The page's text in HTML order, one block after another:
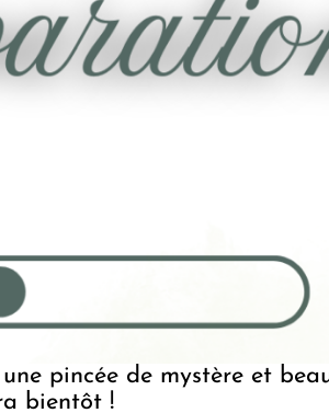
pincée de mystère et
bientôt !